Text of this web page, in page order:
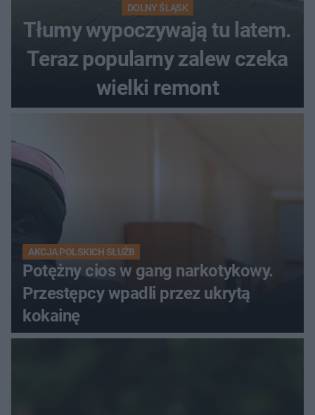
DOLNY ŚLĄSK
Tłumy wypoczywają tu latem.
Teraz popularny zalew czeka
wielki remont
AKCJA POLSKICH SŁUŻB
Potężny cios w gang narkotykowy.
Przestępcy wpadli przez ukrytą
kokainę